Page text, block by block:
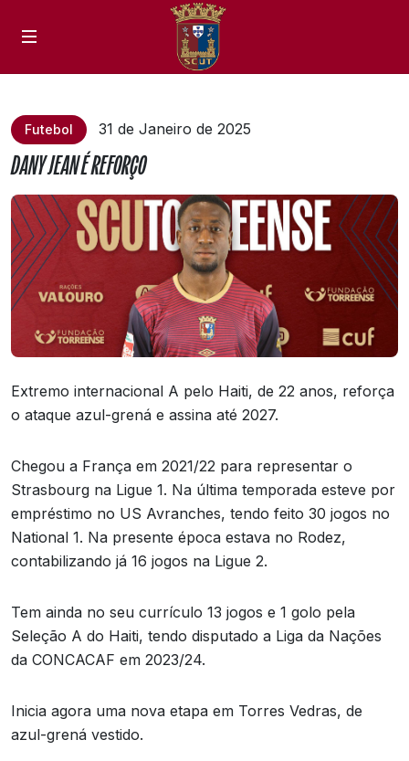
Futebol 31 de Janeiro de 2025
DANY JEAN É REFORÇO
Extremo internacional A pelo Haiti, de 22 anos, reforça
o ataque azul-grená e assina até 2027.
Chegou a França em 2021/22 para representar o
Strasbourg na Ligue 1. Na última temporada esteve por
empréstimo no US Avranches, tendo feito 30 jogos no
National 1. Na presente época estava no Rodez,
contabilizando já 16 jogos na Ligue 2.
Tem ainda no seu currículo 13 jogos e 1 golo pela
Seleção A do Haiti, tendo disputado a Liga da Nações
da CONCACAF em 2023/24.
Inicia agora uma nova etapa em Torres Vedras, de
azul-grená vestido.